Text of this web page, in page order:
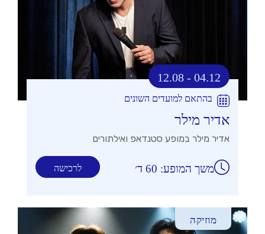
12.08 - 04.12
בהתאם למועדים השונים
אדיר מילר
אדיר מילר במופע סטנדאפ ואילתורים
לרכישה משך המופע: 60 ד׳
מוזיקה